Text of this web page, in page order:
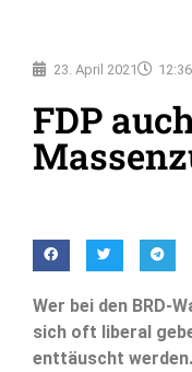
23. April 2021 12:36
FDP
Wer bei den BRD-
sich oft liberal
enttäuscht